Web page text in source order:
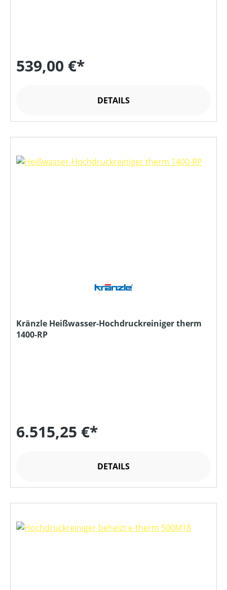
539,00 €*
DETAILS
Kränzle Heißwasser-Hochdruckreiniger therm
1400-RP
6.515,25 €*
DETAILS